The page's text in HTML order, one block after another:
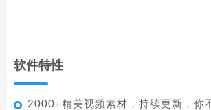
软件特性
2000+精美视频素材，持续更新，你